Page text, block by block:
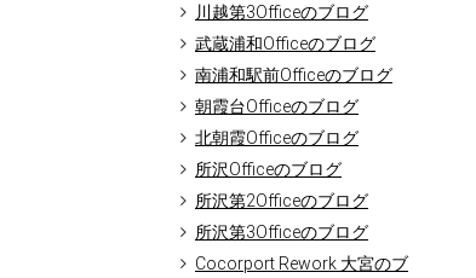
川越第3Officeのブログ
武蔵浦和Officeのブログ
南浦和駅前Officeのブログ
朝霞台Officeのブログ
北朝霞Officeのブログ
所沢Officeのブログ
所沢第2Officeのブログ
所沢第3Officeのブログ
Cocorport Rework 大宮のブ